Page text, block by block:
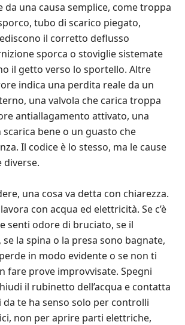
da una causa semplice, come troppa
tubo di scarico piegato,
il corretto deflusso
sporca o stoviglie sistemate
il getto verso lo sportello. Altre
indica una perdita reale da un
una valvola che carica troppa
antiallagamento attivato, una
bene o un guasto che
Il codice è lo stesso, ma le cause
diverse.
una cosa va detta con chiarezza.
con acqua ed elettricità. Se c’è
senti odore di bruciato, se il
se la spina o la presa sono bagnate,
in modo evidente o se non ti
fare prove improvvisate. Spegni
il rubinetto dell’acqua e contatta
da te ha senso solo per controlli
non per aprire parti elettriche,